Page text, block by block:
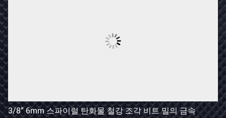
3/8" 6mm 스파이럴 탄화물 철강 조각 비트 밀의 금속